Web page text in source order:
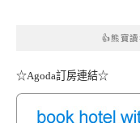
👍熊寶
☆Agoda訂房連結☆